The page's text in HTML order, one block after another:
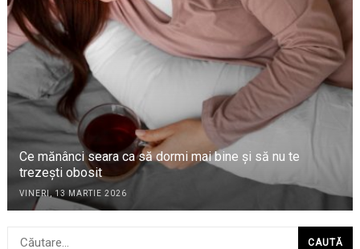
Ce mănânci seara ca să dormi mai bine și să nu te
trezești obosit
VINERI, 13 MARTIE 2026
Caută